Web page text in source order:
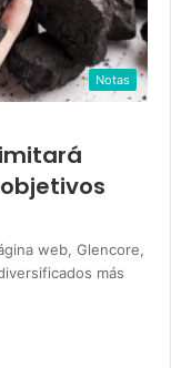
Notas
web, Glencore,
más